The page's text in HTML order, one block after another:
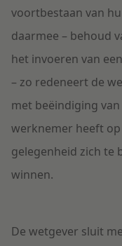
voortbestaan van
daarmee – behoud
het invoeren van
– zo redeneert de
met beëindiging
werknemer heeft
gelegenheid zich te
winnen.
De wetgever sluit